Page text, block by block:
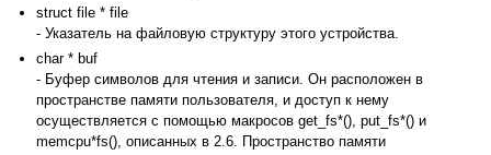
struct file * file
- Указатель на файловую структуру этого устройства.
char * buf
- Буфер символов для чтения и записи. Он расположен в
пространстве памяти пользователя, и доступ к нему
осуществляется с помощью макросов get_fs*(), put_fs*() и
memcpu*fs(), описанных в 2.6. Пространство памяти